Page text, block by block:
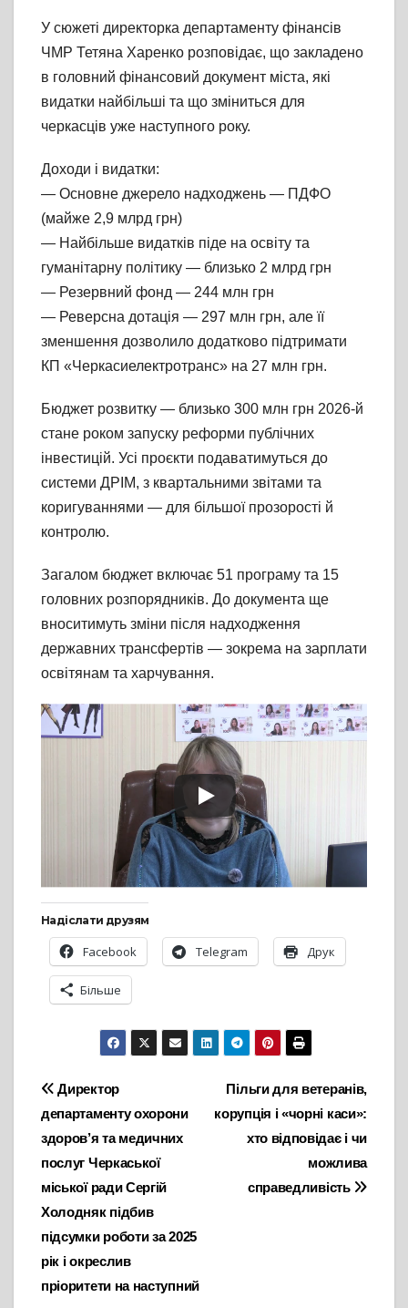
У сюжеті директорка департаменту фінансів
ЧМР Тетяна Харенко розповідає, що закладено
в головний фінансовий документ міста, які
видатки найбільші та що зміниться для
черкасців уже наступного року.
Доходи і видатки:
— Основне джерело надходжень — ПДФО
(майже 2,9 млрд грн)
— Найбільше видатків піде на освіту та
гуманітарну політику — близько 2 млрд грн
— Резервний фонд — 244 млн грн
— Реверсна дотація — 297 млн грн, але її
зменшення дозволило додатково підтримати
КП «Черкасиелектротранс» на 27 млн грн.
Бюджет розвитку — близько 300 млн грн 2026-й
стане роком запуску реформи публічних
інвестицій. Усі проєкти подаватимуться до
системи ДРІМ, з квартальними звітами та
коригуваннями — для більшої прозорості й
контролю.
Загалом бюджет включає 51 програму та 15
головних розпорядників. До документа ще
вноситимуть зміни після надходження
державних трансфертів — зокрема на зарплати
освітянам та харчування.
Надіслати друзям
Facebook Telegram Друк
Більше
Навігація
записів
Пільги для ветеранів,
корупція і «чорні каси»:
хто відповідає і чи
можлива
справедливість
Директор
департаменту охорони
здоров’я та медичних
послуг Черкаської
міської ради Сергій
Холодняк підбив
підсумки роботи за 2025
рік і окреслив
пріоритети на наступний